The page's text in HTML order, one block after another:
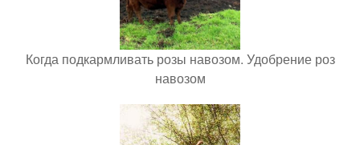
Когда подкармливать розы навозом. Удобрение роз
навозом